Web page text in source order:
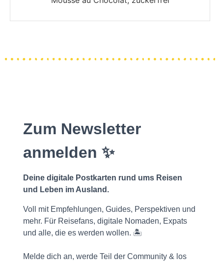
Zum Newsletter
anmelden ✨
Deine digitale Postkarten rund ums Reisen
und Leben im Ausland.
Voll mit Empfehlungen, Guides, Perspektiven und
mehr. Für Reisefans, digitale Nomaden, Expats
und alle, die es werden wollen. 🏝️
Melde dich an, werde Teil der Community & los